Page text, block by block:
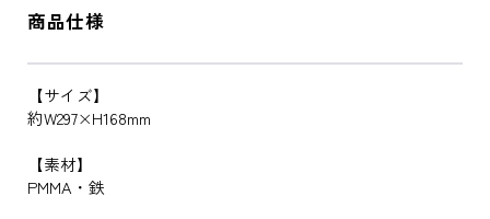
商品仕様
【サイズ】
約W297×H168mm
【素材】
PMMA・鉄